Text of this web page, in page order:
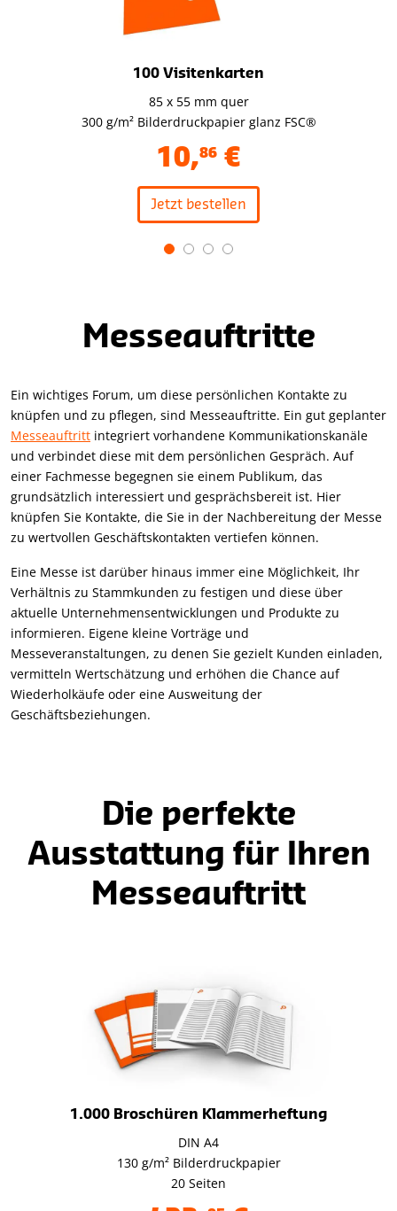
100 Visitenkarten
85 x 55 mm quer
300 g/m² Bilderdruckpapier glanz FSC®
10,86 €
Jetzt bestellen
Messeauftritte
Ein wichtiges Forum, um diese persönlichen Kontakte zu
knüpfen und zu pflegen, sind Messeauftritte. Ein gut geplanter
Messeauftritt integriert vorhandene Kommunikationskanäle
und verbindet diese mit dem persönlichen Gespräch. Auf
einer Fachmesse begegnen sie einem Publikum, das
grundsätzlich interessiert und gesprächsbereit ist. Hier
knüpfen Sie Kontakte, die Sie in der Nachbereitung der Messe
zu wertvollen Geschäftskontakten vertiefen können.
Eine Messe ist darüber hinaus immer eine Möglichkeit, Ihr
Verhältnis zu Stammkunden zu festigen und diese über
aktuelle Unternehmensentwicklungen und Produkte zu
informieren. Eigene kleine Vorträge und
Messeveranstaltungen, zu denen Sie gezielt Kunden einladen,
vermitteln Wertschätzung und erhöhen die Chance auf
Wiederholkäufe oder eine Ausweitung der
Geschäftsbeziehungen.
Die perfekte
Ausstattung für Ihren
Messeauftritt
1.000 Broschüren Klammerheftung
DIN A4
130 g/m² Bilderdruckpapier
20 Seiten